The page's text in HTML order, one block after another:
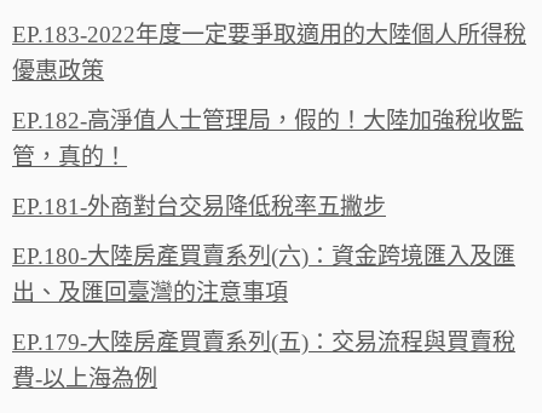
EP.183-2022年度一定要爭取適用的大陸個人所得稅
優惠政策
EP.182-高淨值人士管理局，假的！大陸加強稅收監
管，真的！
EP.181-外商對台交易降低稅率五撇步
EP.180-大陸房產買賣系列(六)：資金跨境匯入及匯
出、及匯回臺灣的注意事項
EP.179-大陸房產買賣系列(五)：交易流程與買賣稅
費-以上海為例